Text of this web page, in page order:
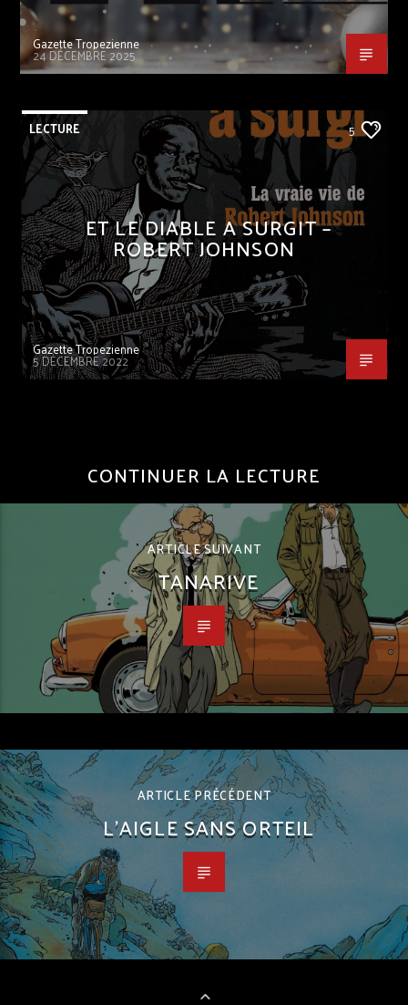
Gazette Tropezienne
24 DÉCEMBRE 2025
LECTURE 5
ET LE DIABLE A SURGIT –
ROBERT JOHNSON
Gazette Tropezienne
5 DÉCEMBRE 2022
CONTINUER LA LECTURE
ARTICLE SUIVANT
TANARIVE
ARTICLE PRÉCÉDENT
L’AIGLE SANS ORTEIL